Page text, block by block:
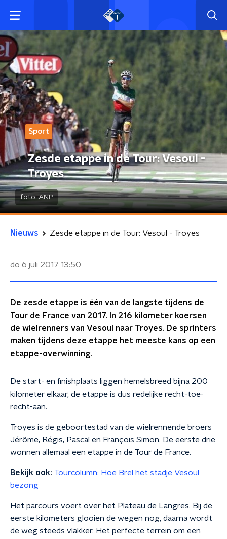
Sport
Zesde etappe in de Tour: Vesoul -
Troyes
foto:ANP
Nieuws Zesde etappe in de Tour: Vesoul - Troyes
do 6 juli 2017 13:50
De zesde etappe is één van de langste tijdens de
Tour de France van 2017. In 216 kilometer koersen
de wielrenners van Vesoul naar Troyes. De sprinters
maken tijdens deze etappe het meeste kans op een
etappe-overwinning.
De start- en finishplaats liggen hemelsbreed bijna 200
kilometer elkaar, de etappe is dus redelijke recht-toe-
recht-aan.
Troyes is de geboortestad van de wielrennende broers
Jérôme, Régis, Pascal en François Simon. De eerste drie
wonnen allemaal een etappe in de Tour de France.
Bekijk ook: Tourcolumn: Hoe Brel het stadje Vesoul
bezong
Het parcours voert over het Plateau de Langres. Bij de
eerste kilometers glooien de wegen nog, daarna wordt
de weg steeds vlakker. Het perfecte terrein om een